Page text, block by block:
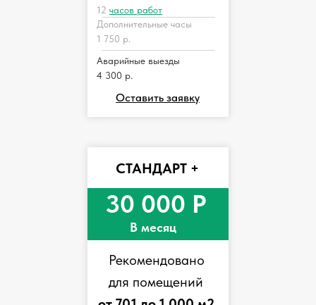
СТАНДАРТ +
30 000 Р
В месяц
12 часов работ
Дополнительные часы
1 750 р.
Аварийные выезды
4 300 р.
Оставить заявку
Рекомендовано
для помещений